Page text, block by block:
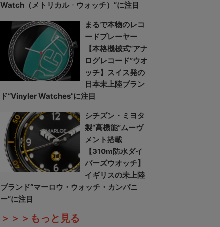
Watch（メトリカル・ウォッチ）”に注目
まるで本物のレコ
ードプレーヤー
【本格機械式“アナ
ログレコード”ウオ
ッチ】スイス発の
日本未上陸ブラン
ド“Vinyler Watches”に注目
シチズン・ミヨタ
製“高機能”ムーヴ
メント搭載
【310m防水ダイ
バーズウオッチ】
イギリスの未上陸
ブランド“マーロウ・ウォッチ・カンパニ
ー”に注目
＞＞＞もっと見る